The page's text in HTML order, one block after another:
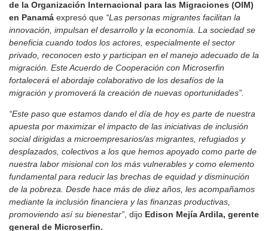
de la Organización Internacional para las Migraciones (OIM)
en Panamá expresó que “Las personas migrantes facilitan la
innovación, impulsan el desarrollo y la economía. La sociedad se
beneficia cuando todos los actores, especialmente el sector
privado, reconocen esto y participan en el manejo adecuado de la
migración. Este Acuerdo de Cooperación con Microserfin
fortalecerá el abordaje colaborativo de los desafíos de la
migración y promoverá la creación de nuevas oportunidades”.
“Este paso que estamos dando el día de hoy es parte de nuestra
apuesta por maximizar el impacto de las iniciativas de inclusión
social dirigidas a microempresarios/as migrantes, refugiados y
desplazados, colectivos a los que hemos apoyado como parte de
nuestra labor misional con los más vulnerables y como elemento
fundamental para reducir las brechas de equidad y disminución
de la pobreza. Desde hace más de diez años, les acompañamos
mediante la inclusión financiera y las finanzas productivas,
promoviendo así su bienestar” , dijo Edison Mejía Ardila, gerente
general de Microserfin.